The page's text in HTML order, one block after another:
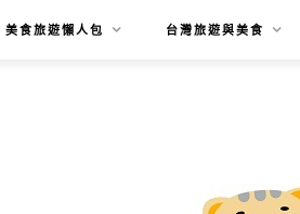
美食旅遊懶人包 台灣旅遊與美食